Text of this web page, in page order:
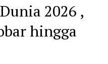
2026 ,
hingga